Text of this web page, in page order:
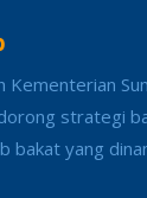
Kementerian
strategi
bakat yang